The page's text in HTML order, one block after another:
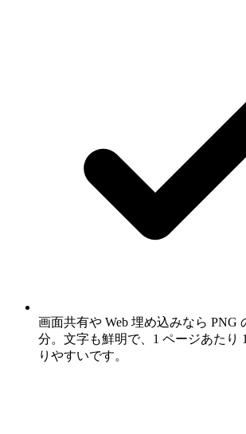
画面共有や Web 埋め込みなら PNG
分。文字も鮮明で、1 ページあたり
りやすいです。